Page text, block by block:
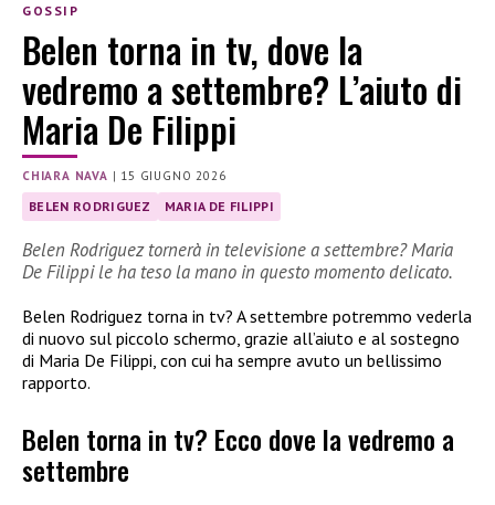
GOSSIP
Belen torna in tv, dove la
vedremo a settembre? L’aiuto di
Maria De Filippi
CHIARA NAVA | 15 GIUGNO 2026
BELEN RODRIGUEZ MARIA DE FILIPPI
Belen Rodriguez tornerà in televisione a settembre? Maria
De Filippi le ha teso la mano in questo momento delicato.
Belen Rodriguez torna in tv? A settembre potremmo vederla
di nuovo sul piccolo schermo, grazie all’aiuto e al sostegno
di Maria De Filippi, con cui ha sempre avuto un bellissimo
rapporto.
Belen torna in tv? Ecco dove la vedremo a
settembre